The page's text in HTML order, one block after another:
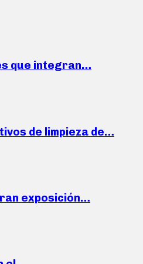
que integran…
de limpieza de…
exposición…